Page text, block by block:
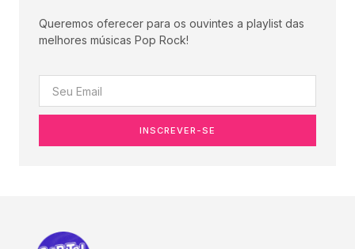
Queremos oferecer para os ouvintes a playlist das
melhores músicas Pop Rock!
INSCREVER-SE